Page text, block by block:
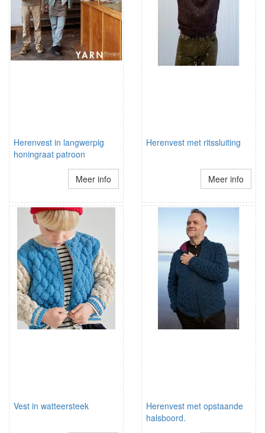
Herenvest in langwerpig
honingraat patroon
Meer info
Herenvest met ritssluiting
Meer info
Vest in watteersteek
Herenvest met opstaande
halsboord.